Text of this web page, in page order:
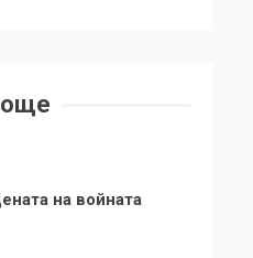
ощеот 1972 г.
на войната